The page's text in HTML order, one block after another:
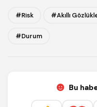
#Risk #Akıllı
#Durum
Bu